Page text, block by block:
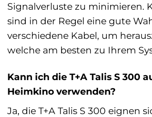
Signalverluste zu minimieren.
sind in der Regel eine gute
verschiedene Kabel, um
welche am besten zu Ihrem
Kann ich die T+A Talis S 300
Heimkino verwenden?
Ja, die T+A Talis S 300 eignen